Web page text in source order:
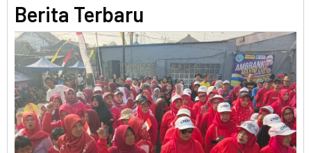
Berita Terbaru